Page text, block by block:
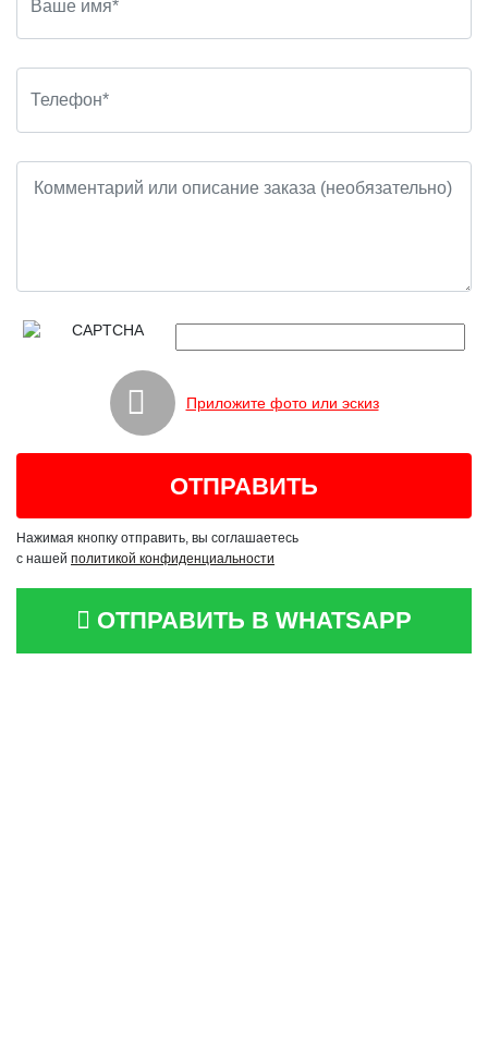
Приложите фото или эскиз
Нажимая кнопку отправить, вы соглашаетесь
с нашей политикой конфиденциальности
ОТПРАВИТЬ В WHATSAPP